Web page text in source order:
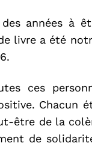
des années à
livre a été
ces
Chacun
être de la
de